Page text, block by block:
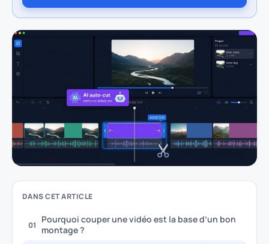
DANS CET ARTICLE
01
Pourquoi couper une vidéo est la base d’un bon
montage ?